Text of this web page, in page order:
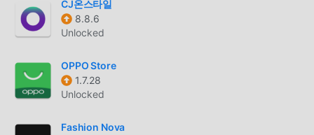
şimdi moddroid'i indir!
TrackChecker Mobile Popüler bir shopping uygulaması
olarak, güçlü işlevleri çok sayıda kullanıcıyı kendine
karşılaştırıldığında, TrackChecker Mobile daha zengin bir
CJ온스타일
8.8.6
Unlocked
OPPO Store
1.7.28
Unlocked
Fashion Nova